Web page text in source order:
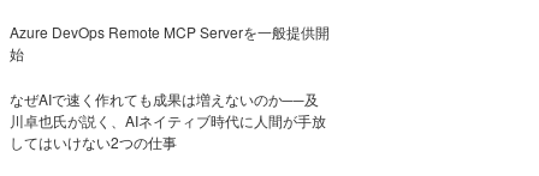
Azure DevOps Remote MCP Serverを一般提供開
始
なぜAIで速く作れても成果は増えないのか──及
川卓也氏が説く、AIネイティブ時代に人間が手放
してはいけない2つの仕事